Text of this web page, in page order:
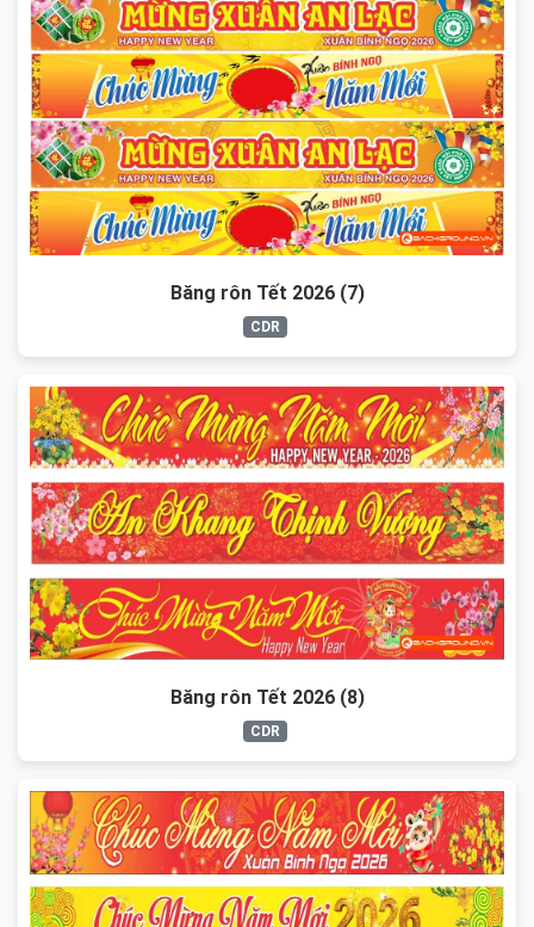
Băng rôn Tết 2026 (7)
CDR
Băng rôn Tết 2026 (8)
CDR